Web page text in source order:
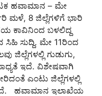
ಹವಾಮಾನ – ಮೇ
ಮಳೆ, 8 ಜಿಲ್ಲೆಗಳಿಗೆ ಭಾರಿ
ಕಾವಿನಿಂದ ಬಳಲಿದ್ದ
ಸುದ್ದಿ. ಮೇ 11ರಿಂದ
ಜಿಲ್ಲೆಗಳಲ್ಲಿ ಗುಡುಗು,
ಇದೆ. ವಿಶೇಷವಾಗಿ
ಎಂಟು ಜಿಲ್ಲೆಗಳಲ್ಲಿ
ಹವಾಮಾನ ಇಲಾಖೆಯ